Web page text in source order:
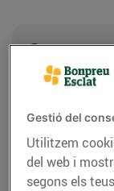
Adreça
C.
Telèfon
Gestió del
Utilitzem
del web i
segons els